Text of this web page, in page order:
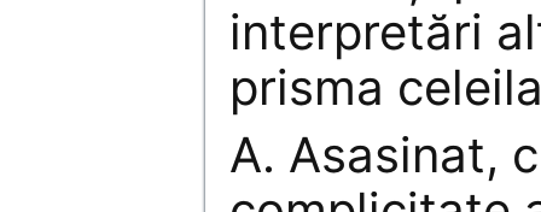
interpretări
prisma
A. Asasinat,